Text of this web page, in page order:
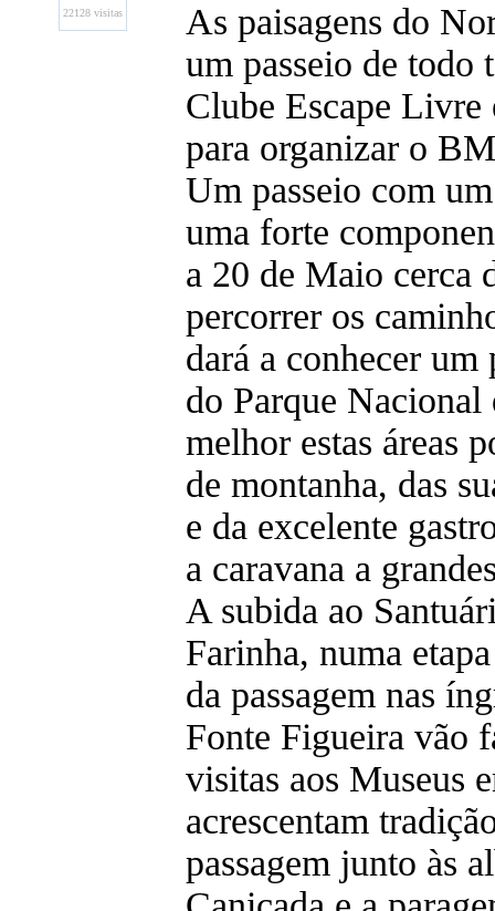
22128 visitas
As paisagens do
um passeio de todo
Clube Escape Livre
para organizar o
Um passeio com
uma forte
a 20 de Maio cerca
percorrer os
dará a conhecer
do Parque
melhor estas áreas
de montanha, das
e da excelente
a caravana a
A subida ao
Farinha, numa
da passagem nas
Fonte Figueira vão
visitas aos Museus
acrescentam
passagem junto às